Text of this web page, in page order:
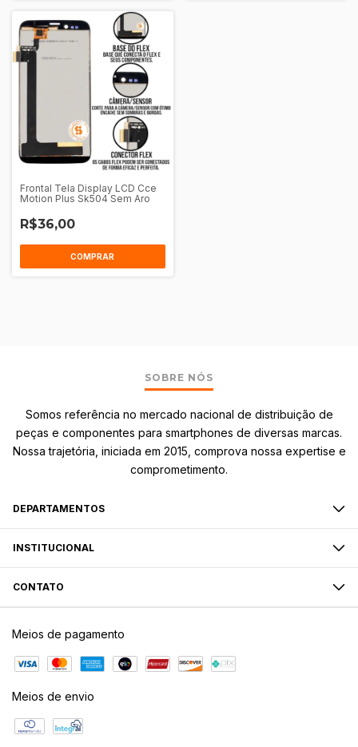
Frontal Tela Display LCD Cce
Motion Plus Sk504 Sem Aro
R$36,00
COMPRAR
SOBRE NÓS
Somos referência no mercado nacional de distribuição de
peças e componentes para smartphones de diversas marcas.
Nossa trajetória, iniciada em 2015, comprova nossa expertise e
comprometimento.
DEPARTAMENTOS
INSTITUCIONAL
CONTATO
Meios de pagamento
Meios de envio